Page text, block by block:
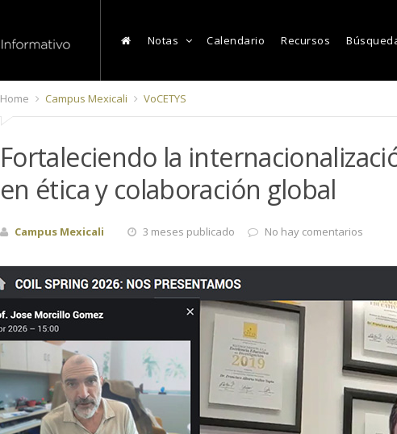
Notas Calendario Recursos
Home Campus Mexicali VoCETYS
Fortaleciendo la
en ética y colaboración global
Campus Mexicali 3 meses publicado No hay comentarios